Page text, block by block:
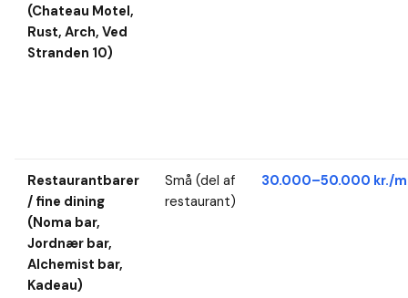
(Chateau Motel,
Rust, Arch, Ved
Stranden 10)
Restaurantbarer
/ fine dining
(Noma bar,
Jordnær bar,
Alchemist bar,
Kadeau)
Små (del af
restaurant)
30.000–50.000 kr./